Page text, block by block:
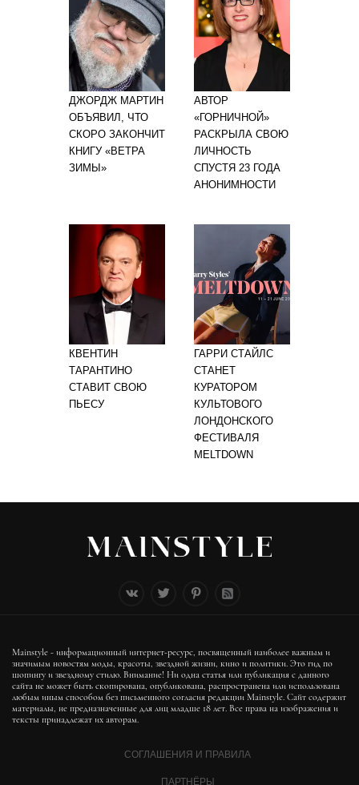
ДЖОРДЖ МАРТИН
ОБЪЯВИЛ, ЧТО
СКОРО ЗАКОНЧИТ
КНИГУ «ВЕТРА
ЗИМЫ»
АВТОР
«ГОРНИЧНОЙ»
РАСКРЫЛА СВОЮ
ЛИЧНОСТЬ
СПУСТЯ 23 ГОДА
АНОНИМНОСТИ
КВЕНТИН
ТАРАНТИНО
СТАВИТ СВОЮ
ПЬЕСУ
ГАРРИ СТАЙЛС
СТАНЕТ
КУРАТОРОМ
КУЛЬТОВОГО
ЛОНДОНСКОГО
ФЕСТИВАЛЯ
MELTDOWN
Mainstyle - информационный интернет-ресурс, посвященный наиболее важным и
значимым новостям моды, красоты, звездной жизни, кино и политики. Это гид по
шопингу и звездному стилю. Внимание! Ни одна статья или публикация с данного
сайта не может быть скопирована, опубликована, распространена или использована
любым иным способом без письменного согласия редакции Mainstyle. Сайт содержит
материалы, не предназначенные для лиц младше 18 лет. Все права на изображения и
тексты принадлежат их авторам.
СОГЛАШЕНИЯ И ПРАВИЛА
ПАРТНЁРЫ